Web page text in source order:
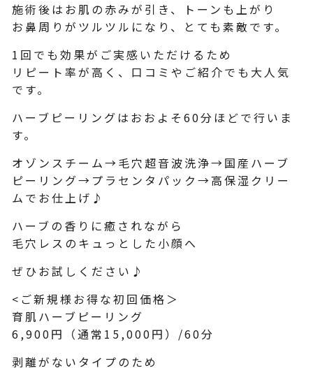
施術後はお肌の赤みが引き、トーンも上がり
お鼻周りがツルツルになり、とても素敵です。
1回でも効果がご実感いただけるため
リピート率が高く、口コミやご紹介でも大人気
です。
ハーブピーリングはおおよそ60分ほどで行いま
す。
オゾンスチーム→毛穴超音波洗浄→国産ハーブ
ピーリング→プラセンタパック→高保湿クリー
ムでお仕上げ♪
ハーブの香りに癒されながら
毛穴レスのキュっとした小顔へ
ぜひお試しください♪
<ご新規様お得な初回価格＞
育肌ハーブピーリング
6,900円（通常15,000円）/60分
剥離がないタイプのため